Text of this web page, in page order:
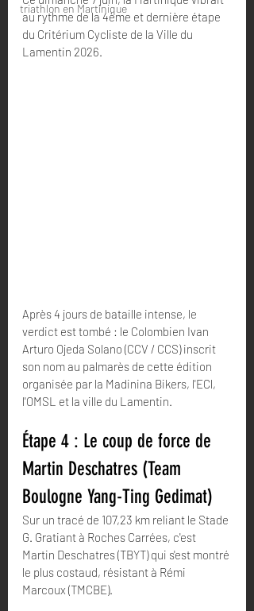
triathlon en Martinique
au rythme de la 4ème et dernière étape
du Critérium Cycliste de la Ville du
Lamentin 2026.
Après 4 jours de bataille intense, le
verdict est tombé : le Colombien Ivan
Arturo Ojeda Solano (CCV / CCS) inscrit
son nom au palmarès de cette édition
organisée par la Madinina Bikers, l'ECl,
l'OMSL et la ville du Lamentin.
Étape 4 : Le coup de force de
Martin Deschatres (Team
Boulogne Yang-Ting Gedimat)
Sur un tracé de 107,23 km reliant le Stade
G. Gratiant à Roches Carrées, c'est
Martin Deschatres (TBYT) qui s'est montré
le plus costaud, résistant à Rémi
Marcoux (TMCBE).